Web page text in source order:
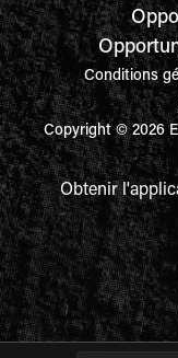
Conditions
Copyright © 2026
Obtenir